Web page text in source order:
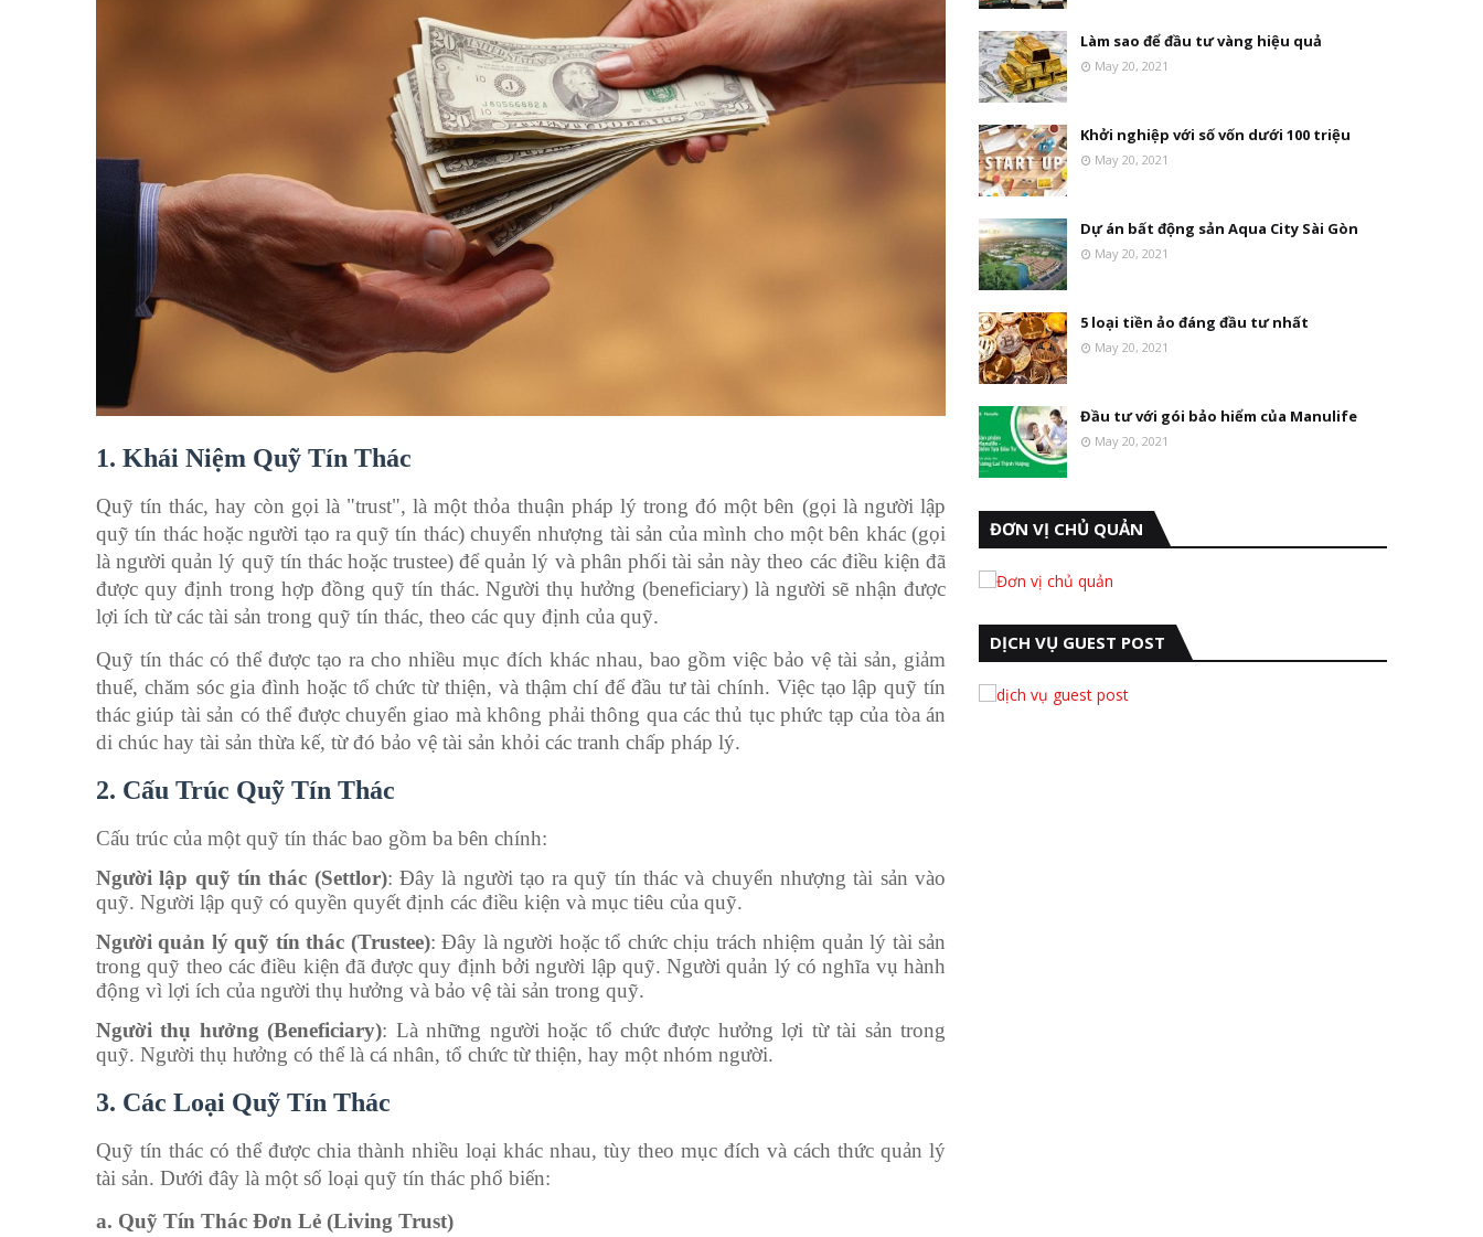
1. Khái Niệm Quỹ Tín Thác
Quỹ tín thác, hay còn gọi là "trust", là một thỏa thuận pháp lý trong đó một bên (gọi là người lập
quỹ tín thác hoặc người tạo ra quỹ tín thác) chuyển nhượng tài sản của mình cho một bên khác (gọi
là người quản lý quỹ tín thác hoặc trustee) để quản lý và phân phối tài sản này theo các điều kiện đã
được quy định trong hợp đồng quỹ tín thác. Người thụ hưởng (beneficiary) là người sẽ nhận được
lợi ích từ các tài sản trong quỹ tín thác, theo các quy định của quỹ.
Quỹ tín thác có thể được tạo ra cho nhiều mục đích khác nhau, bao gồm việc bảo vệ tài sản, giảm
thuế, chăm sóc gia đình hoặc tổ chức từ thiện, và thậm chí để đầu tư tài chính. Việc tạo lập quỹ tín
thác giúp tài sản có thể được chuyển giao mà không phải thông qua các thủ tục phức tạp của tòa án
di chúc hay tài sản thừa kế, từ đó bảo vệ tài sản khỏi các tranh chấp pháp lý.
2. Cấu Trúc Quỹ Tín Thác
Cấu trúc của một quỹ tín thác bao gồm ba bên chính:
Người lập quỹ tín thác (Settlor): Đây là người tạo ra quỹ tín thác và chuyển nhượng tài sản vào
quỹ. Người lập quỹ có quyền quyết định các điều kiện và mục tiêu của quỹ.
Người quản lý quỹ tín thác (Trustee): Đây là người hoặc tổ chức chịu trách nhiệm quản lý tài sản
trong quỹ theo các điều kiện đã được quy định bởi người lập quỹ. Người quản lý có nghĩa vụ hành
động vì lợi ích của người thụ hưởng và bảo vệ tài sản trong quỹ.
Người thụ hưởng (Beneficiary): Là những người hoặc tổ chức được hưởng lợi từ tài sản trong
quỹ. Người thụ hưởng có thể là cá nhân, tổ chức từ thiện, hay một nhóm người.
3. Các Loại Quỹ Tín Thác
Quỹ tín thác có thể được chia thành nhiều loại khác nhau, tùy theo mục đích và cách thức quản lý
tài sản. Dưới đây là một số loại quỹ tín thác phổ biến:
a. Quỹ Tín Thác Đơn Lẻ (Living Trust)
Làm sao để đầu tư vàng hiệu quả
May 20, 2021
Khởi nghiệp với số vốn dưới 100 triệu
May 20, 2021
Dự án bất động sản Aqua City Sài Gòn
May 20, 2021
5 loại tiền ảo đáng đầu tư nhất
May 20, 2021
Đầu tư với gói bảo hiểm của Manulife
May 20, 2021
ĐƠN VỊ CHỦ QUẢN
DỊCH VỤ GUEST POST